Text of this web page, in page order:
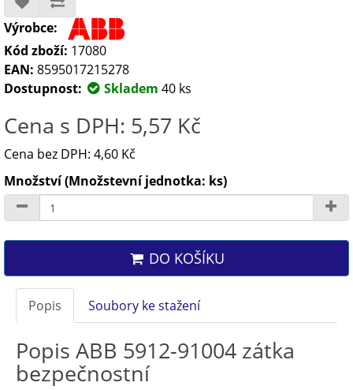
Výrobce:
Kód zboží: 17080
EAN: 8595017215278
Dostupnost:
Skladem 40 ks
Cena s DPH: 5,57 Kč
Cena bez DPH: 4,60 Kč
Množství (Množstevní jednotka: ks)
DO KOŠÍKU
Popis Soubory ke stažení
Popis ABB 5912-91004 zátka
bezpečnostní